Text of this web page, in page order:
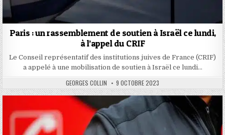
Paris : un rassemblement de soutien à Israël ce lundi,
à l’appel du CRIF
Le Conseil représentatif des institutions juives de France (CRIF)
a appelé à une mobilisation de soutien à Israël ce lundi…
AUTHOR:
GEORGES COLLIN PUBLISHED
DATE:
9 OCTOBRE 2023